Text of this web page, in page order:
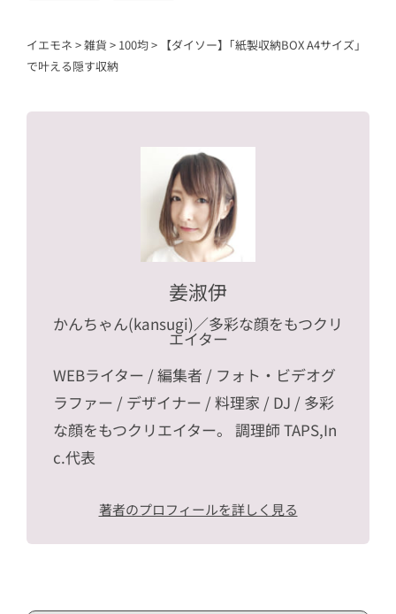
イエモネ >雑貨 > 100均> 【ダイソー】｢紙製収納BOX A4サイズ｣
で叶える隠す収納
姜淑伊
かんちゃん(kansugi)／多彩な顔をもつクリ
エイター
WEBライター / 編集者 / フォト・ビデオグ
ラファー / デザイナー / 料理家 / DJ / 多彩
な顔をもつクリエイター。 調理師 TAPS,In
c.代表
著者のプロフィールを詳しく見る